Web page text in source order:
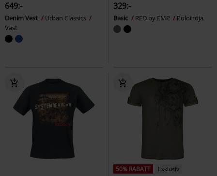
649:-
Denim Vest
Urban Classics
Väst
329:-
Basic RED by EMP Polotröja
50% RABATT
Exklusiv